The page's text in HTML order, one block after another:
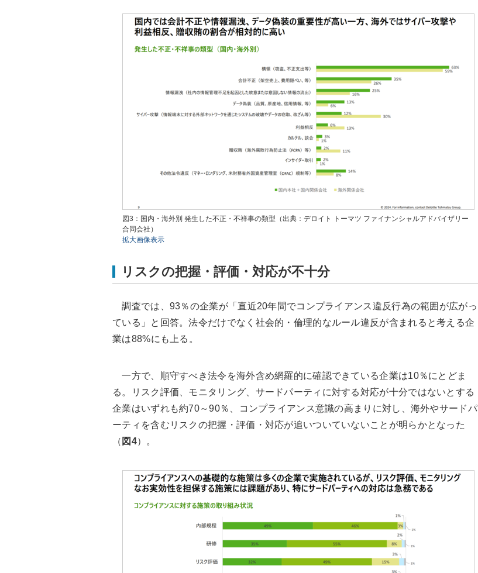
図3：国内・海外別 発生した不正・不祥事の類型（出典：デロイト トーマツ ファイナンシャルアドバイザリー
合同会社）
拡大画像表示
リスクの把握・評価・対応が不十分
調査では、93％の企業が「直近20年間でコンプライアンス違反行為の範囲が広がっ
ている」と回答。法令だけでなく社会的・倫理的なルール違反が含まれると考える企
業は88%にも上る。
一方で、順守すべき法令を海外含め網羅的に確認できている企業は10％にとどま
る。リスク評価、モニタリング、サードパーティに対する対応が十分ではないとする
企業はいずれも約70～90％、コンプライアンス意識の高まりに対し、海外やサードパ
ーティを含むリスクの把握・評価・対応が追いついていないことが明らかとなった
（ 図4）。